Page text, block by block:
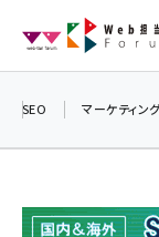
ン
SEO マーケティン